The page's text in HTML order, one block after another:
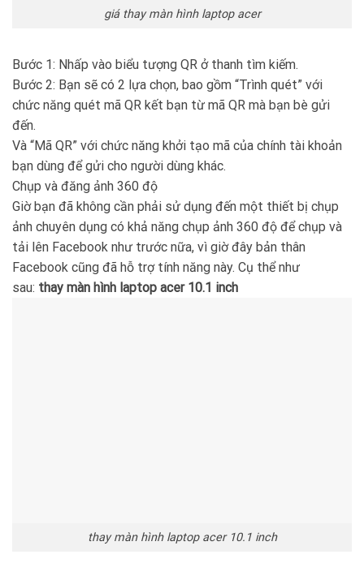
giá thay màn hình laptop acer
Bước 1: Nhấp vào biểu tượng QR ở thanh tìm kiếm.
Bước 2: Bạn sẽ có 2 lựa chọn, bao gồm “Trình quét” với
chức năng quét mã QR kết bạn từ mã QR mà bạn bè gửi
đến.
Và “Mã QR” với chức năng khởi tạo mã của chính tài khoản
bạn dùng để gửi cho người dùng khác.
Chụp và đăng ảnh 360 độ
Giờ bạn đã không cần phải sử dụng đến một thiết bị chụp
ảnh chuyên dụng có khả năng chụp ảnh 360 độ để chụp và
tải lên Facebook như trước nữa, vì giờ đây bản thân
Facebook cũng đã hỗ trợ tính năng này. Cụ thể như
sau: thay màn hình laptop acer 10.1 inch
thay màn hình laptop acer 10.1 inch